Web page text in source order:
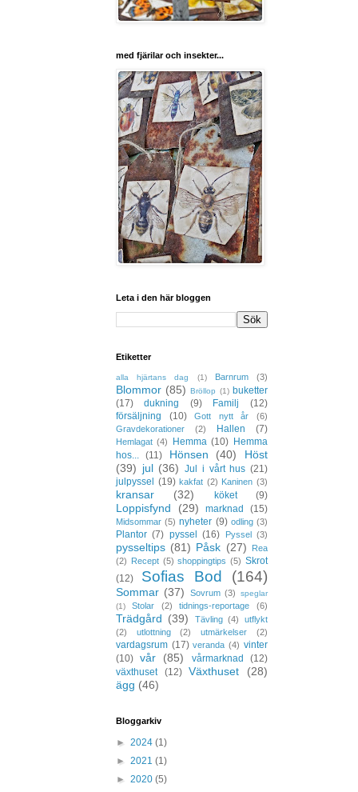
med fjärilar och insekter...
Leta i den här bloggen
Etiketter
alla hjärtans dag (1) Barnrum (3)
Blommor (85) Bröllop (1) buketter
(17)
dukning (9) Familj
(12)
försäljning
(10) Gott nytt år
(6)
Gravdekorationer
(2) Hallen (7)
Hemlagat (4) Hemma (10) Hemma
hos...
(11) Hönsen (40)
Höst
(39) jul (36) Jul i vårt hus (21)
julpyssel
(19) kakfat (2) Kaninen (3)
kransar (32) köket (9)
Loppisfynd (29) marknad (15)
Midsommar (5) nyheter (9) odling (3)
Plantor (7) pyssel (16) Pyssel (3)
pysseltips (81) Påsk (27)
Rea
(2) Recept (5) shoppingtips (5) Skrot
(12)
Sofias Bod (164)
Sommar (37) Sovrum (3)
speglar
(1)
Stolar (2) tidnings-reportage (6)
Trädgård (39) Tävling (4)
utflykt
(2)
utlottning (2) utmärkelser (2)
vardagsrum (17) veranda (4) vinter
(10) vår (85) vårmarknad
(12)
växthuset
(12) Växthuset
(28)
ägg (46)
Bloggarkiv
► 2024 (1)
► 2021 (1)
► 2020 (5)